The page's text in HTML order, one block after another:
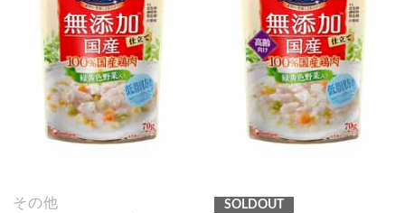
その他
SOLDOUT